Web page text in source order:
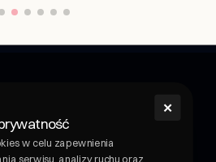
✕
w celu zapewnienia
serwisu, analizy ruchu oraz
z grzybami leczniczymi.
leczniczymi. Adaptogeny i